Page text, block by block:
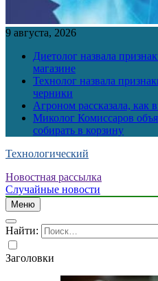
9 августа, 2026
Диетолог назвала
магазине
Технолог назвала
черники
Агроном рассказала,
Миколог Комиссаров
собирать в корзину
Технологический
Новостная рассылка
Случайные новости
Меню
Найти:
Заголовки